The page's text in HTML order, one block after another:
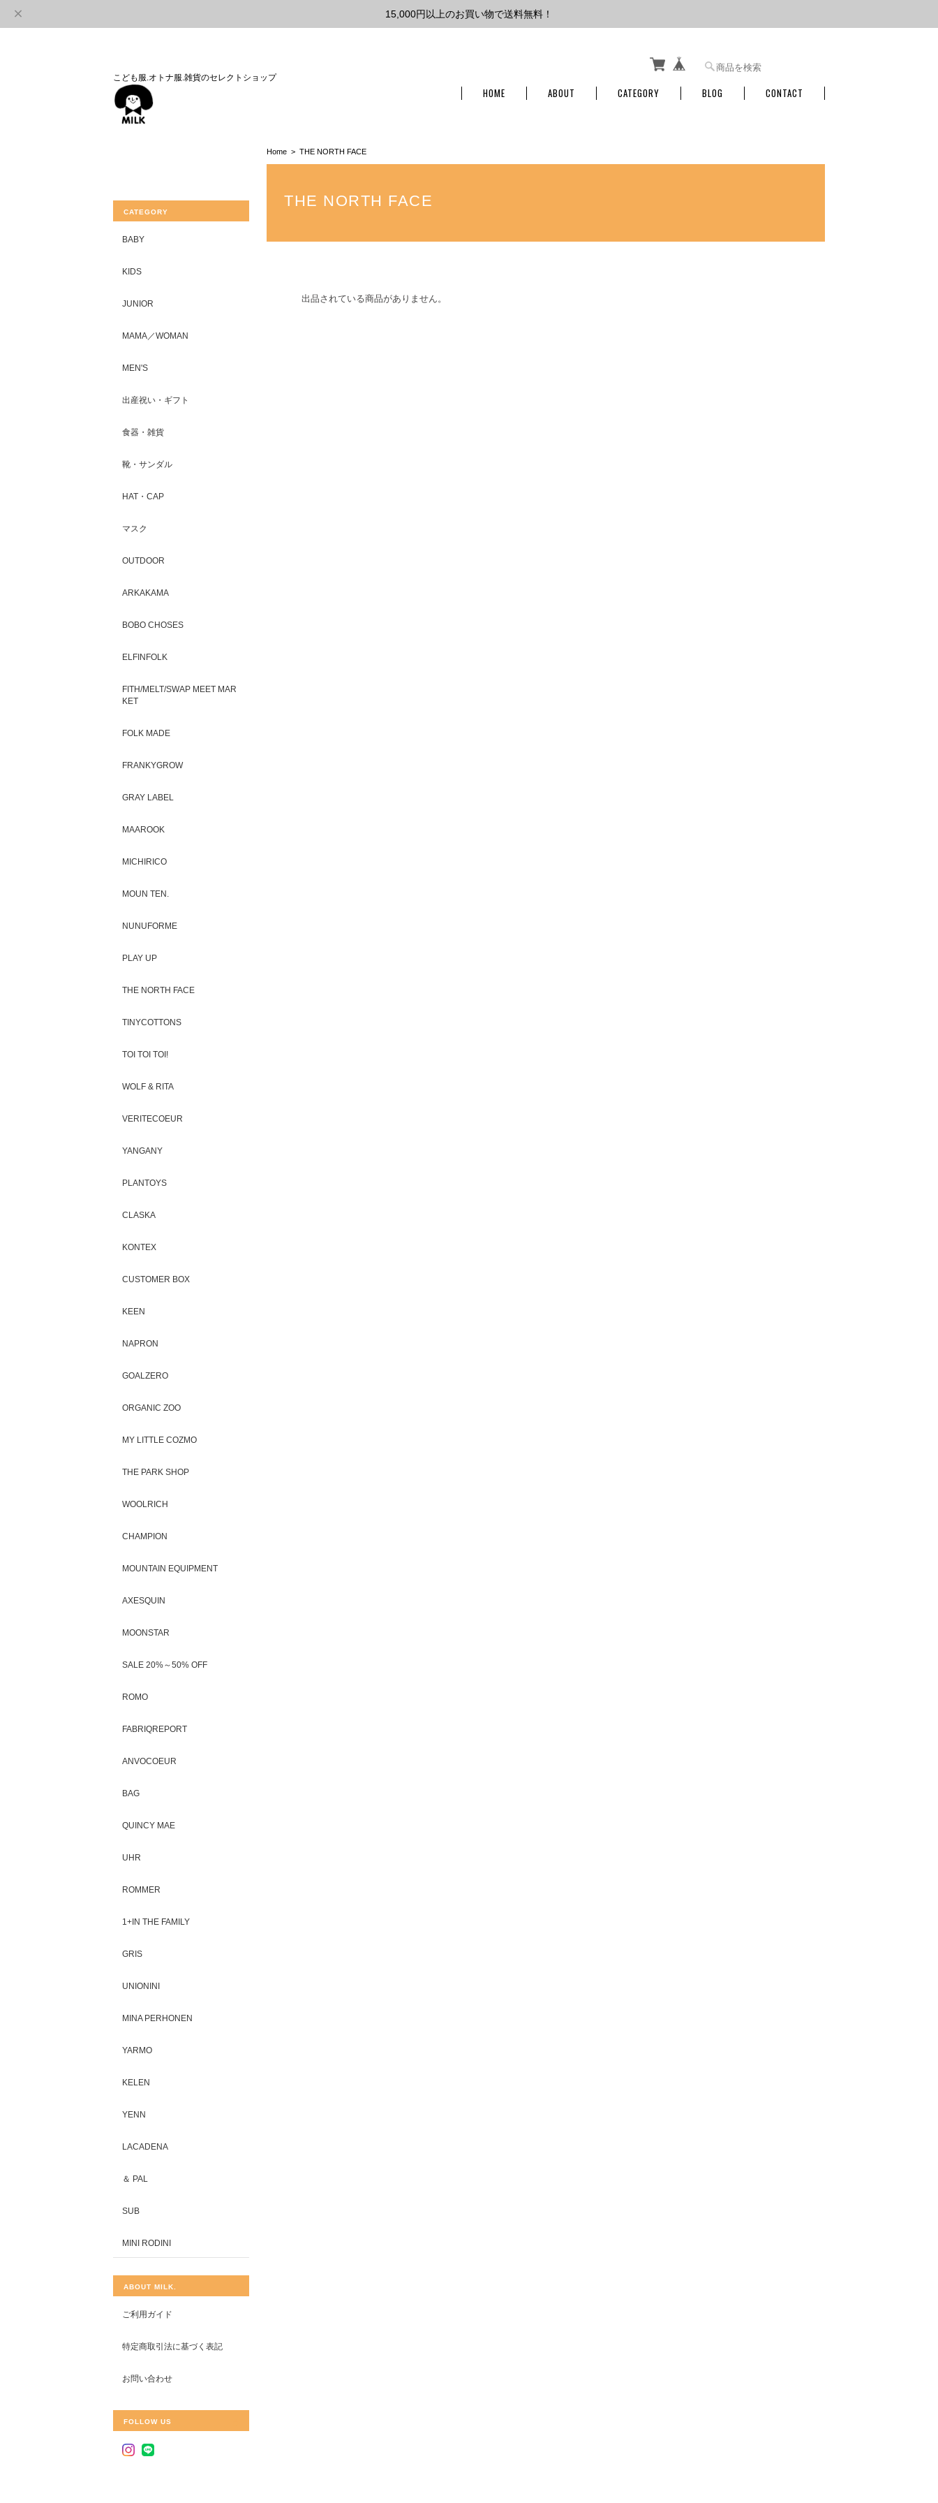
15,000円以上のお買い物で送料無料！
こども服.オトナ服.雑貨のセレクトショップ
HOME ABOUT CATEGORY BLOG CONTACT
Home THE NORTH FACE
THE NORTH FACE
出品されている商品がありません。
CATEGORY
BABY
KIDS
JUNIOR
MAMA／WOMAN
MEN'S
出産祝い・ギフト
食器・雑貨
靴・サンダル
HAT・CAP
マスク
OUTDOOR
ARKAKAMA
BOBO CHOSES
ELFINFOLK
FITH/MELT/SWAP MEET MAR
KET
FOLK MADE
FRANKYGROW
GRAY LABEL
MAAROOK
MICHIRICO
MOUN TEN.
NUNUFORME
PLAY UP
THE NORTH FACE
TINYCOTTONS
TOI TOI TOI!
WOLF & RITA
VERITECOEUR
YANGANY
PLANTOYS
CLASKA
KONTEX
CUSTOMER BOX
KEEN
NAPRON
GOALZERO
ORGANIC ZOO
MY LITTLE COZMO
THE PARK SHOP
WOOLRICH
CHAMPION
MOUNTAIN EQUIPMENT
AXESQUIN
MOONSTAR
SALE 20%～50% OFF
ROMO
FABRIQREPORT
ANVOCOEUR
BAG
QUINCY MAE
UHR
ROMMER
1+IN THE FAMILY
GRIS
UNIONINI
MINA PERHONEN
YARMO
KELEN
YENN
LACADENA
＆ PAL
SUB
MINI RODINI
ABOUT MILK.
ご利用ガイド
特定商取引法に基づく表記
お問い合わせ
FOLLOW US